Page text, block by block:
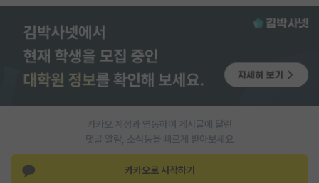
임용 후기 게시판
PI 전용 게시판
인문사회 계열 게시판
특수/전문대학원 게시판
카카오 계정과 연동하여 게시글에 달린
댓글 알람, 소식등을 빠르게 받아보세요
카카오로 시작하기